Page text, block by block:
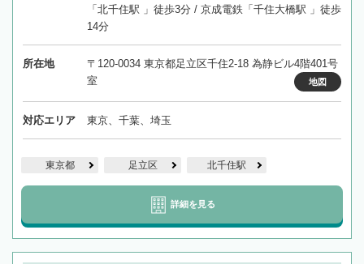
「北千住駅 」徒歩3分 / 京成電鉄「千住大橋駅 」徒歩
14分
所在地
〒120-0034 東京都足立区千住2-18 為静ビル4階401号
室
地図
対応エリア 東京、千葉、埼玉
東京都 足立区 北千住駅
詳細を見る